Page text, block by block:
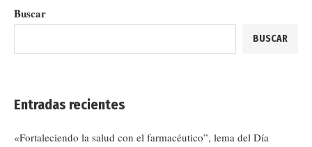
Buscar
BUSCAR
Entradas recientes
«Fortaleciendo la salud con el farmacéutico”, lema del Día